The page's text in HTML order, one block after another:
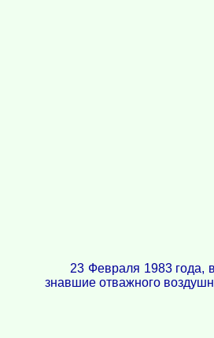
23 Февраля 1983 года,
знавшие отважного